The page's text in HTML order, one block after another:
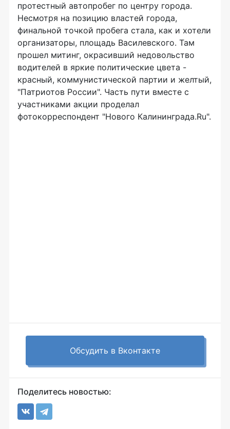
протестный автопробег по центру города.
Несмотря на позицию властей города,
финальной точкой пробега стала, как и хотели
организаторы, площадь Василевского. Там
прошел митинг, окрасивший недовольство
водителей в яркие политические цвета -
красный, коммунистической партии и желтый,
"Патриотов России". Часть пути вместе с
участниками акции проделал
фотокорреспондент "Нового Калининграда.Ru".
Обсудить в Вконтакте
Поделитесь новостью: